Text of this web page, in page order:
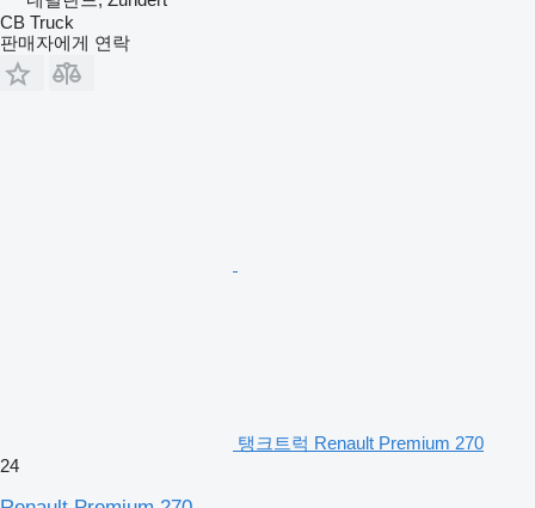
CB Truck
판매자에게 연락
탱크트럭 Renault Premium 270
24